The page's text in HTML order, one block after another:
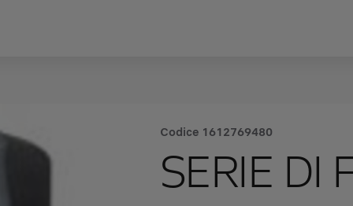
Codice 1612769480
SERIE DI